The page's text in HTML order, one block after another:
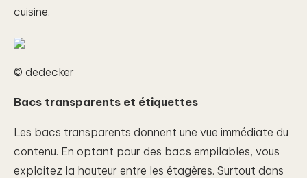
cuisine.
© dedecker
Bacs transparents et étiquettes
Les bacs transparents donnent une vue immédiate du
contenu. En optant pour des bacs empilables, vous
exploitez la hauteur entre les étagères. Surtout dans